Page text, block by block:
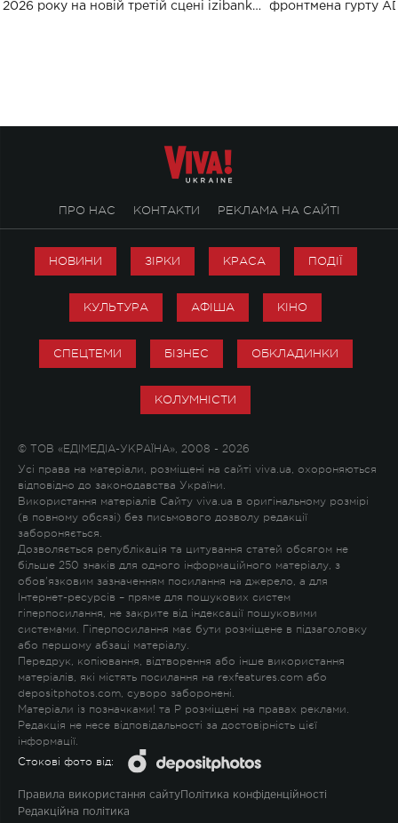
2026 року на новій третій сцені izibank
фронтмена гурту
ПРО НАС КОНТАКТИ РЕКЛАМА НА САЙТІ
НОВИНИ ЗІРКИ КРАСА ПОДІЇ
КУЛЬТУРА АФІША КІНО
СПЕЦТЕМИ БІЗНЕС ОБКЛАДИНКИ
КОЛУМНІСТИ
© ТОВ «ЕДІМЕДІА-УКРАЇНА», 2008 - 2026
Усі права на матеріали, розміщені на сайті viva.ua, охороняються
відповідно до законодавства України.
Використання матеріалів Сайту viva.ua в оригінальному розмірі
(в повному обсязі) без письмового дозволу редакції
забороняється.
Дозволяється републікація та цитування статей обсягом не
більше 250 знаків для одного інформаційного матеріалу, з
обов'язковим зазначенням посилання на джерело, а для
Інтернет-ресурсів – пряме для пошукових систем
гіперпосилання, не закрите від індексації пошуковими
системами. Гіперпосилання має бути розміщене в підзаголовку
або першому абзаці матеріалу.
Передрук, копіювання, відтворення або інше використання
матеріалів, які містять посилання на rexfeatures.com або
depositphotos.com, суворо заборонені.
Матеріали із позначками! та P розміщені на правах реклами.
Редакція не несе відповідальності за достовірність цієї
інформації.
Стокові фото від:
Правила використання сайту Політика конфіденційності
Редакційна політика